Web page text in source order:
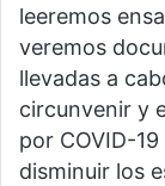
leeremos
veremos
llevadas a
circunvenir y
por COVID-
disminuir los